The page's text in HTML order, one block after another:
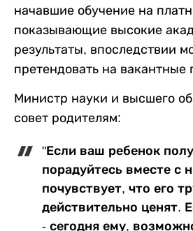
начавшие обучение на
показывающие высокие
результаты, впоследствии
претендовать на вакантные
Министр науки и высшего
совет родителям:
"Если ваш ребенок
порадуйтесь вместе с
почувствует, что его
действительно ценят.
- сегодня ему,